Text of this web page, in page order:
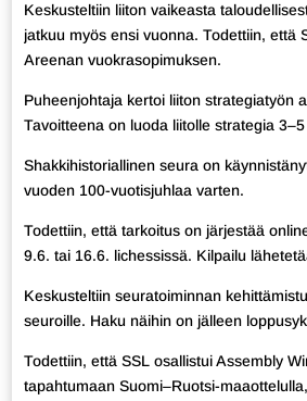
Keskusteltiin liiton vaikeasta
jatkuu myös ensi vuonna. Todettiin, että
Areenan vuokrasopimuksen.
Puheenjohtaja kertoi liiton strategiatyön
Tavoitteena on luoda liitolle strategia
Shakkihistoriallinen seura on
vuoden 100-vuotisjuhlaa varten.
Todettiin, että tarkoitus on järjestää
9.6. tai 16.6. lichessissä. Kilpailu
Keskusteltiin seuratoiminnan
seuroille. Haku näihin on jälleen
Todettiin, että SSL osallistui Assembly
tapahtumaan Suomi–Ruotsi-